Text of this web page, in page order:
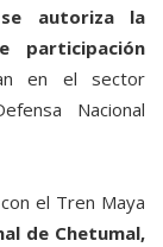
se autoriza la
participación
en el sector
Nacional
el Tren Maya
de Chetumal,